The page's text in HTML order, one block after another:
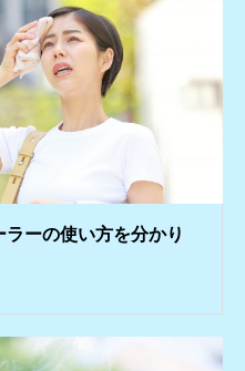
ラーの使い方を分かり